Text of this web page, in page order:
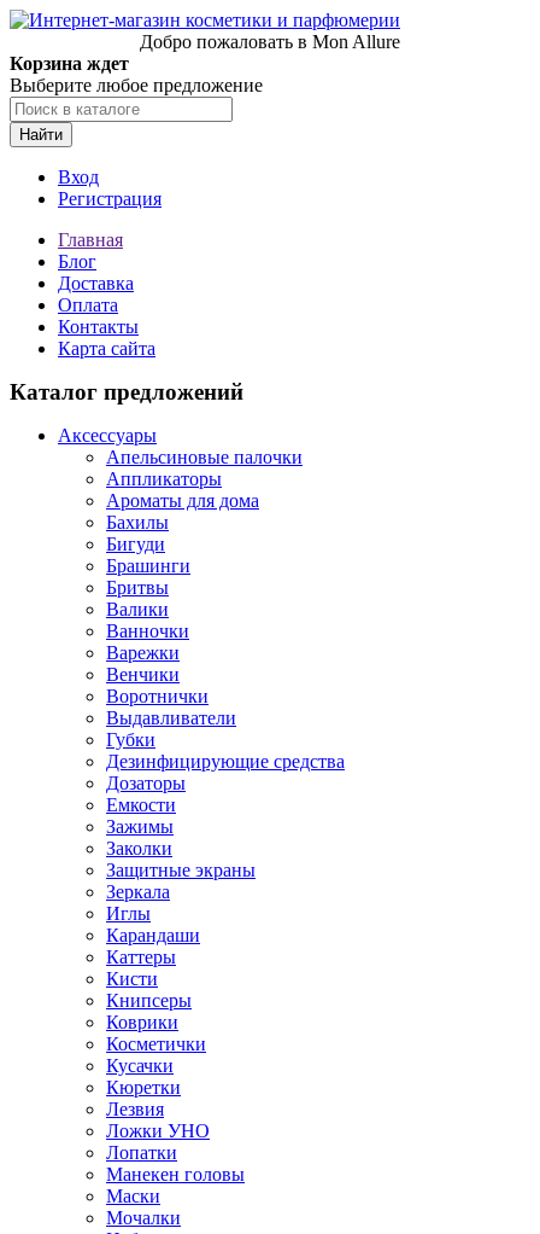
Добро пожаловать в Mon Allure
Корзина ждет
Выберите любое предложение
Найти
Вход
Регистрация
Главная
Блог
Доставка
Оплата
Контакты
Карта сайта
Каталог предложений
Аксессуары
Апельсиновые палочки
Аппликаторы
Ароматы для дома
Бахилы
Бигуди
Брашинги
Бритвы
Валики
Ванночки
Варежки
Венчики
Воротнички
Выдавливатели
Губки
Дезинфицирующие средства
Дозаторы
Емкости
Зажимы
Заколки
Защитные экраны
Зеркала
Иглы
Карандаши
Каттеры
Кисти
Книпсеры
Коврики
Косметички
Кусачки
Кюретки
Лезвия
Ложки УНО
Лопатки
Манекен головы
Маски
Мочалки